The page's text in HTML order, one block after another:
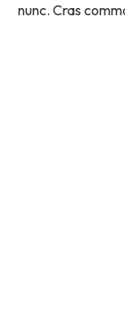
nunc. Cras